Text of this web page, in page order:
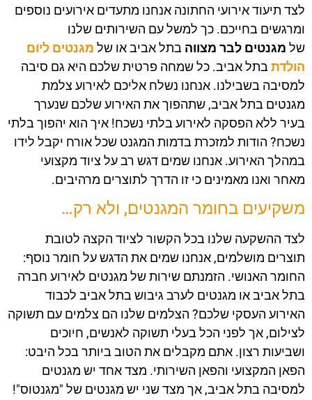
לצד תיעוד אירועי החתונה אנחנו מתעדים אירועים נוספים
ומרגשים בחייכם. כך למשל עם השירותים שלנו
שלמגנטים לבר מצווהבתל אביבאו שלמגנטים ליום
הולדתבתל אביב. כל שמחה פרטית שלכם היא גם סיבה
למסיבה בשבילנו. אנחנו נשלח אליכם לאירועצלמת
מגנטים בתל אביב,שתהפוך את האירוע שלכם שנערך
בעיר ללא הפסקה לאירוע בלתי נשכח! איך הוא יהפוך בלתי
נשכח? הודות למזכרת בדמות המגנט שכל אורח יקבל לידו
במהלך האירוע. אנחנו שמים דגש רב על ציוד מקצועי
מאחר ואנו מאמינים כי זו הדרך לתוצרים מרהיבים.
משקיעים בחומר המגנטים, ולא רק…
לצד ההשקעה שלנו בכל הקשור לציוד הקצה לטובת
תוצרים מושלמים, אנחנו שמים את הדגש על חומר נוסף:
החומר האנושי. הזמנתם שירות שלמגנטים לאירוע חברה
בתל אביבאו מגנטים לערב גיבוש בתל אביבלכבוד
האירוע העסקי שלכם? הצלמים שלנו הם צלמים עם תשוקה
לצילום, אך לפני הכל בעלי תשוקה לאנשים, חיוכים
ושביעות רצון. אתם מקבלים את הטוב ביותר בכל היבט:
הפאן המקצועי והפאן השירותי. מצד אחד ישמגנטים
למסיבה בתל אביב,אך מצד שני יש מגנטים של "מגנטוס"!